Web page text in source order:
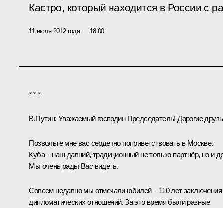
Кастро, который находится в России с
11 июля 2012 года 18:00
* * *
В.Путин: Уважаемый господин Председатель! Дорогие
Позвольте мне вас сердечно поприветствовать в Москве.
Куба – наш давний, традиционный не только партнёр, но и
Мы очень рады Вас видеть.
Совсем недавно мы отмечали юбилей – 110 лет заключения
дипломатических отношений. За это время были разные